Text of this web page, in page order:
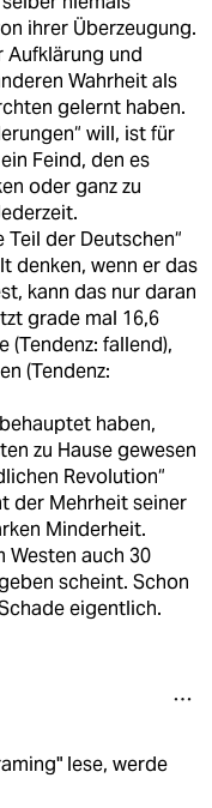
ihrer Überzeugung.
Aufklärung und
Wahrheit als
gelernt haben.
will, ist für
Feind, den es
oder ganz zu
der Deutschen“
denken, wenn er das
kann das nur daran
grade mal 16,6
(Tendenz: fallend),
(Tendenz:
haben,
zu Hause gewesen
Revolution“
der Mehrheit seiner
Minderheit.
Westen auch 30
scheint. Schon
eigentlich.
lese, werde